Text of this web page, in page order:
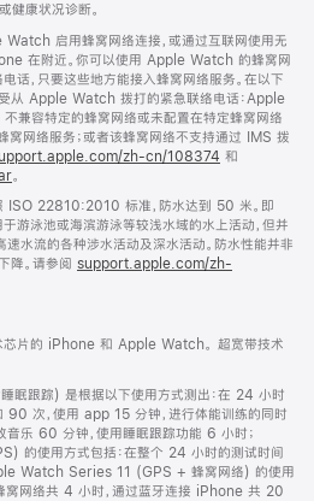
健康状况诊断。
启用蜂窝网络连接，或通过互联网使用无
在附近。你可以使用 Apple Watch 的蜂窝网
话，只要这些地方能接入蜂窝网络服务。在以下
从 Apple Watch 拨打的紧急联络电话：Apple
兼容特定的蜂窝网络或未配置在特定蜂窝网络
窝网络服务；或者该蜂窝网络不支持通过 IMS 拨
zh-cn/108374 (在
口
中
打
开)
和
。
22810:2010 标准，防水达到 50 米。即
泳池或海滨游泳等较浅水域的水上活动，但并
速水流的各种涉水活动及深水活动。防水性能并非
降。请参阅 support.apple.com/zh-
芯片的 iPhone 和 Apple Watch。 超宽带技术
眠跟踪) 是根据以下使用方式测出：在 24 小时
90 次，使用 app 15 分钟，进行体能训练的同时
乐 60 分钟，使用睡眠跟踪功能 6 小时；
的使用方式包括：在整个 24 小时的测试时间
Watch Series 11 (GPS + 蜂窝网络) 的使用
窝网络共 4 小时，通过蓝牙连接 iPhone 共 20